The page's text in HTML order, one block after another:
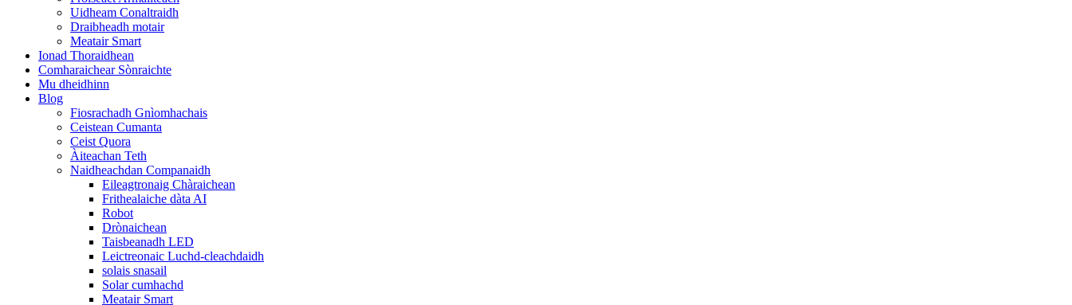
Uidheam Conaltraidh
Draibheadh ​​​​​​motair
Meatair Smart
Ionad Thoraidhean
Comharaichear Sònraichte
Mu dheidhinn
Blog
Fiosrachadh Gnìomhachais
Ceistean Cumanta
Ceist Quora
Àiteachan Teth
Naidheachdan Companaidh
Eileagtronaig Chàraichean
Frithealaiche dàta AI
Robot
Drònaichean
Taisbeanadh LED
Leictreonaic Luchd-cleachdaidh
solais snasail
Solar cumhachd
Meatair Smart